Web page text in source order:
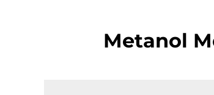
Metanol